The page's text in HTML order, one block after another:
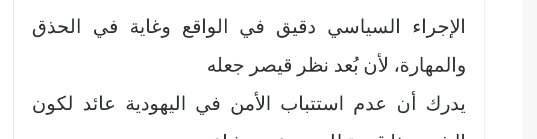
الإجراء السياسي دقيق في الواقع وغاية في الحذق
والمهارة، لأن بُعد نظر قيصر جعله
يدرك أن عدم استتباب الأمن في اليهودية عائد لكون